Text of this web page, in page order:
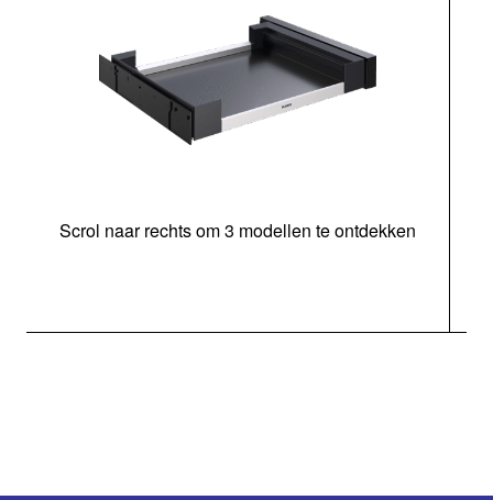
Scrol naar rechts om 3 modellen te ontdekken